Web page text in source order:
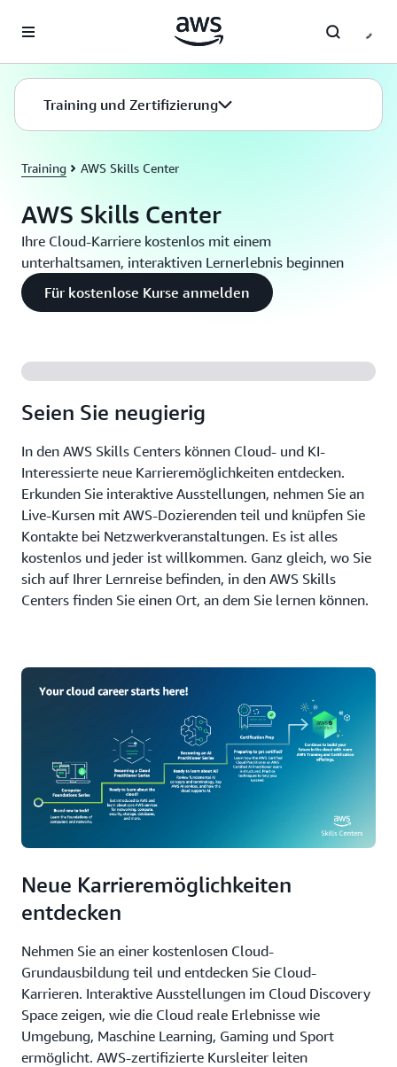
Überspringen zum Hauptinhalt
Training und Zertifizierung
Training AWS Skills Center
AWS Skills Center
Ihre Cloud-Karriere kostenlos mit einem
unterhaltsamen, interaktiven Lernerlebnis beginnen
Für kostenlose Kurse anmelden
Seien Sie neugierig
In den AWS Skills Centers können Cloud- und KI-
Interessierte neue Karrieremöglichkeiten entdecken.
Erkunden Sie interaktive Ausstellungen, nehmen Sie an
Live-Kursen mit AWS-Dozierenden teil und knüpfen Sie
Kontakte bei Netzwerkveranstaltungen. Es ist alles
kostenlos und jeder ist willkommen. Ganz gleich, wo Sie
sich auf Ihrer Lernreise befinden, in den AWS Skills
Centers finden Sie einen Ort, an dem Sie lernen können.
Neue Karrieremöglichkeiten
entdecken
Nehmen Sie an einer kostenlosen Cloud-
Grundausbildung teil und entdecken Sie Cloud-
Karrieren. Interaktive Ausstellungen im Cloud Discovery
Space zeigen, wie die Cloud reale Erlebnisse wie
Umgebung, Maschine Learning, Gaming und Sport
ermöglicht. AWS-zertifizierte Kursleiter leiten